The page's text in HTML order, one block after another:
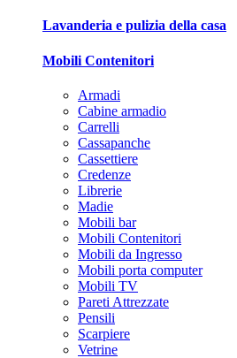
Lavanderia e pulizia della casa
Mobili Contenitori
Armadi
Cabine armadio
Carrelli
Cassapanche
Cassettiere
Credenze
Librerie
Madie
Mobili bar
Mobili Contenitori
Mobili da Ingresso
Mobili porta computer
Mobili TV
Pareti Attrezzate
Pensili
Scarpiere
Vetrine